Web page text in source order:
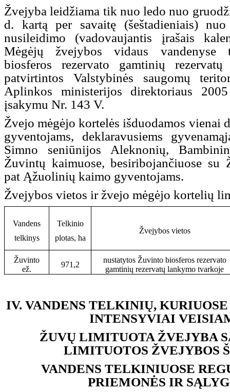
Žvejyba leidžiama tik nuo ledo nuo
d. kartą per savaitę (šeštadieniais)
nusileidimo (vadovaujantis įrašais
Mėgėjų žvejybos vidaus vandenyse
biosferos rezervato gamtinių
patvirtintos Valstybinės saugomų
Aplinkos ministerijos direktoriaus
įsakymu Nr. 143 V.
Žvejo mėgėjo kortelės išduodamos vienai
gyventojams, deklaravusiems
Simno seniūnijos Aleknonių,
Žuvintų kaimuose, besiribojančiuose su
pat Ąžuolinių kaimo gyventojams.
Žvejybos vietos ir žvejo mėgėjo kortelių
Vandens
telkinys
Telkinio
plotas, ha
Žvejybos vietos
Žuvinto
ež.
971,2
nustatytos Žuvinto biosferos rezervato
gamtinių rezervatų lankymo tvarkoje
IV. VANDENS TELKINIŲ,
INTENSYVIAI
ŽUVŲ LIMITUOTA ŽVEJYBA
LIMITUOTOS ŽVEJYBOS
VANDENS TELKINIUOSE
PRIEMONĖS IR